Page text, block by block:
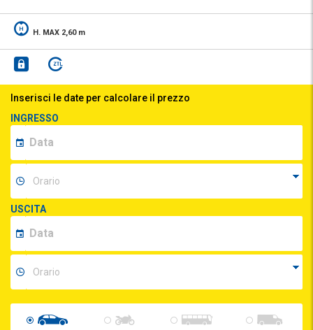
H. MAX 2,60 m
Inserisci le date per calcolare il prezzo
INGRESSO
USCITA